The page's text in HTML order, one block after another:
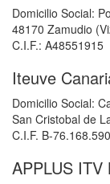
Domicilio Social:
48170 Zamudio
C.I.F.: A48551915
Iteuve
Domicilio Social:
San Cristobal de
C.I.F. B-76.168.590
APPLUS ITV